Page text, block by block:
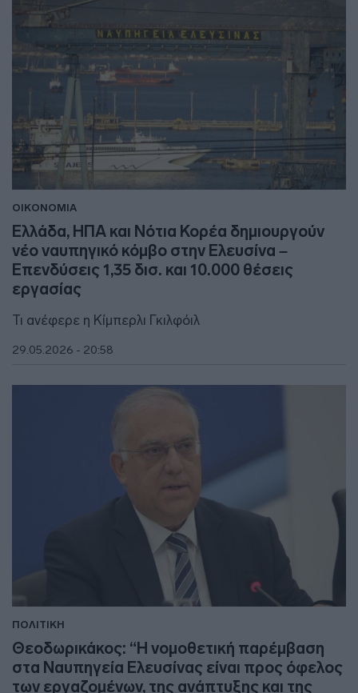
ΟΙΚΟΝΟΜΙΑ
Ελλάδα, ΗΠΑ και Νότια Κορέα δημιουργούν
νέο ναυπηγικό κόμβο στην Ελευσίνα –
Επενδύσεις 1,35 δισ. και 10.000 θέσεις
εργασίας
Τι ανέφερε η Κίμπερλι Γκιλφόιλ
29.05.2026 - 20:58
ΠΟΛΙΤΙΚΗ
Θεοδωρικάκος: “Η νομοθετική παρέμβαση
στα Ναυπηγεία Ελευσίνας είναι προς όφελος
των εργαζομένων, της ανάπτυξης και της